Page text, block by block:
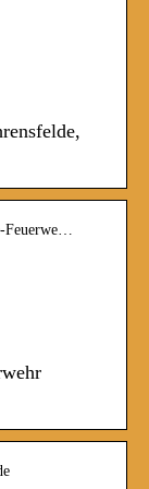
Feuerwe…